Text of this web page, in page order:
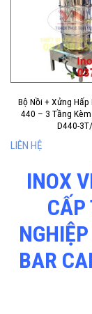
Bộ Nồi + Xửng Hấp
440 – 3 Tầng Kèm
D440-
LIÊN HỆ
INOX
CẤP
BAR